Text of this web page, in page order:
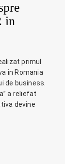
in
primul
in Romania
de business.
a reliefat
devine